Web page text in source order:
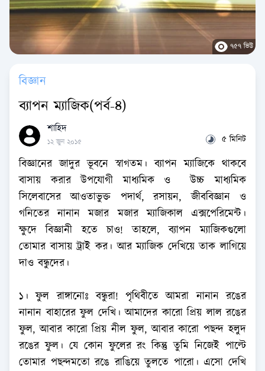
৭৫৭ ভিউ
বিজ্ঞান
ব্যাপন ম্যাজিক(পর্ব-৪)
শাহিদ
১২ জুন ২০১৫ ৫ মিনিট
বিজ্ঞানের জাদুর ভূবনে স্বাগতম। ব্যাপন ম্যাজিকে থাকবে
বাসায় করার উপযোগী মাধ্যমিক ও উচ্চ মাধ্যমিক
সিলেবাসের আওতাভুক্ত পদার্থ, রসায়ন, জীববিজ্ঞান ও
গনিতের নানান মজার মজার ম্যাজিকাল এক্সপেরিমেন্ট।
ক্ষুদে বিজ্ঞানী হতে চাও! তাহলে, ব্যাপন ম্যাজিকগুলো
তোমার বাসায় ট্রাই কর। আর ম্যাজিক দেখিয়ে তাক লাগিয়ে
দাও বন্ধুদের।
১। ফুল রাঙ্গানোঃ বন্ধুরা! পৃথিবীতে আমরা নানান রঙের
নানান বাহারের ফুল দেখি। আমাদের কারো প্রিয় লাল রঙের
ফুল, আবার কারো প্রিয় নীল ফুল, আবার কারো পছন্দ হলুদ
রঙের ফুল। যে কোন ফুলের রং কিন্তু তুমি নিজেই পাল্টে
তোমার পছন্দমতো রঙে রাঙিয়ে তুলতে পারো। এসো দেখি